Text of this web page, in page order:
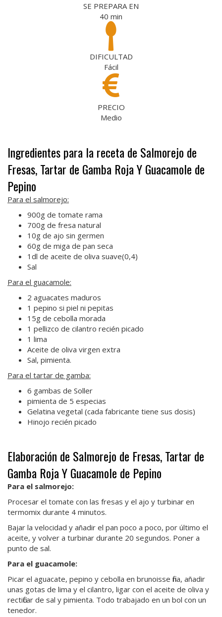
SE PREPARA EN
40 min
DIFICULTAD
Fácil
PRECIO
Medio
Ingredientes para la receta de Salmorejo de
Fresas, Tartar de Gamba Roja Y Guacamole de
Pepino
Para el salmorejo:
900g de tomate rama
700g de fresa natural
10g de ajo sin germen
60g de miga de pan seca
1dl de aceite de oliva suave(0,4)
Sal
Para el guacamole:
2 aguacates maduros
1 pepino si piel ni pepitas
15g de cebolla morada
1 pellizco de cilantro recién picado
1 lima
Aceite de oliva virgen extra
Sal, pimienta.
Para el tartar de gamba:
6 gambas de Soller
pimienta de 5 especias
Gelatina vegetal (cada fabricante tiene sus dosis)
Hinojo recién picado
Elaboración de Salmorejo de Fresas, Tartar de
Gamba Roja Y Guacamole de Pepino
Para el salmorejo:
Procesar el tomate con las fresas y el ajo y turbinar en
termomix durante 4 minutos.
Bajar la velocidad y añadir el pan poco a poco, por último el
aceite, y volver a turbinar durante 20 segundos. Poner a
punto de sal.
Para el guacamole:
Picar el aguacate, pepino y cebolla en brunoisse fina, añadir
unas gotas de lima y el cilantro, ligar con el aceite de oliva y
rectificar de sal y pimienta. Todo trabajado en un bol con un
tenedor.